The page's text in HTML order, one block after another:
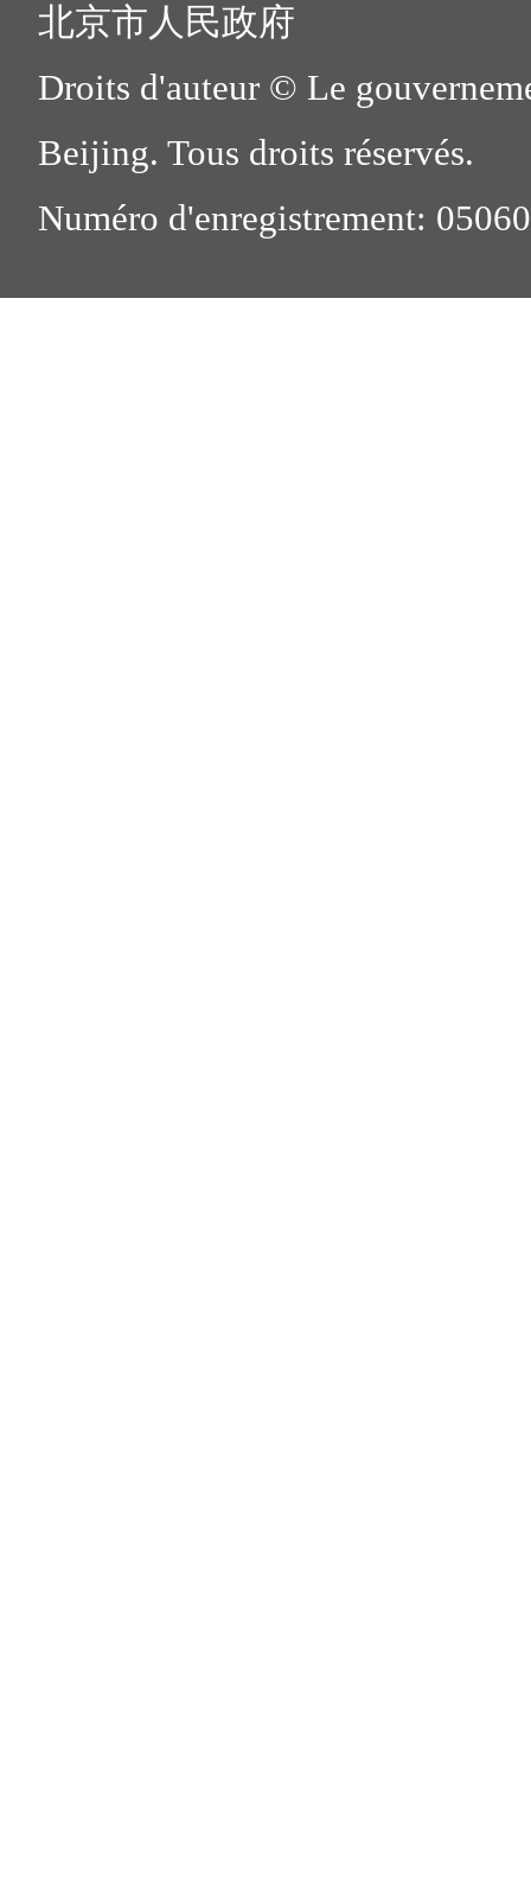
北京市人民政府
Droits d'auteur © Le
Beijing. Tous droits réservés.
Numéro d'enregistrement: